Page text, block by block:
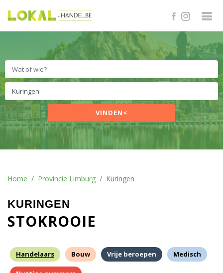
VINDEN<
Home Provincie Limburg Kuringen
KURINGEN
STOKROOIE
Handelaars Bouw Vrije beroepen Medisch